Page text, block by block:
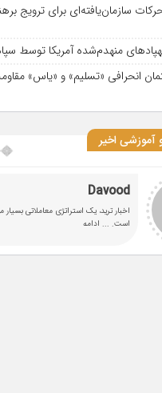
سازمان‌یافته‌ای برای ترویج
منهدم‌شده آمریکا توسط
انحرافی «تسلیم» و «یاس»
آموزشی اخیر
Davood
اخبار ترید، یک استراتژی معاملاتی بسیار
است. ... ادامه